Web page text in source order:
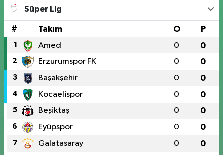
Süper Lig
# Takım O P
1 Amed 0 0
2 Erzurumspor FK 0 0
3 Başakşehir 0 0
4 Kocaelispor 0 0
5 Beşiktaş 0 0
6 Eyüpspor 0 0
7 Galatasaray 0 0